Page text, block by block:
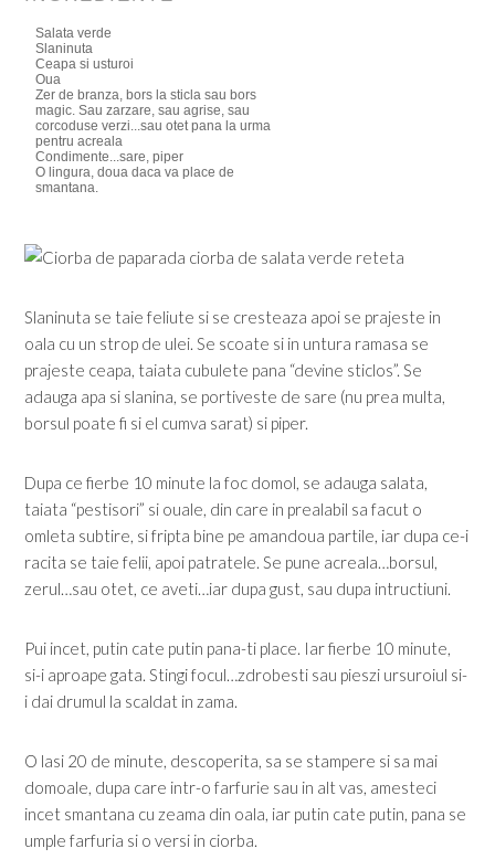
Salata verde
Slaninuta
Ceapa si usturoi
Oua
Zer de branza, bors la sticla sau bors
magic. Sau zarzare, sau agrise, sau
corcoduse verzi...sau otet pana la urma
pentru acreala
Condimente...sare, piper
O lingura, doua daca va place de
smantana.
Slaninuta se taie feliute si se cresteaza apoi se prajeste in
oala cu un strop de ulei. Se scoate si in untura ramasa se
prajeste ceapa, taiata cubulete pana “devine sticlos”. Se
adauga apa si slanina, se portiveste de sare (nu prea multa,
borsul poate fi si el cumva sarat) si piper.
Dupa ce fierbe 10 minute la foc domol, se adauga salata,
taiata “pestisori” si ouale, din care in prealabil sa facut o
omleta subtire, si fripta bine pe amandoua partile, iar dupa ce-i
racita se taie felii, apoi patratele. Se pune acreala…borsul,
zerul…sau otet, ce aveti…iar dupa gust, sau dupa intructiuni.
Pui incet, putin cate putin pana-ti place. Iar fierbe 10 minute,
si-i aproape gata. Stingi focul…zdrobesti sau pieszi ursuroiul si-
i dai drumul la scaldat in zama.
O lasi 20 de minute, descoperita, sa se stampere si sa mai
domoale, dupa care intr-o farfurie sau in alt vas, amesteci
incet smantana cu zeama din oala, iar putin cate putin, pana se
umple farfuria si o versi in ciorba.